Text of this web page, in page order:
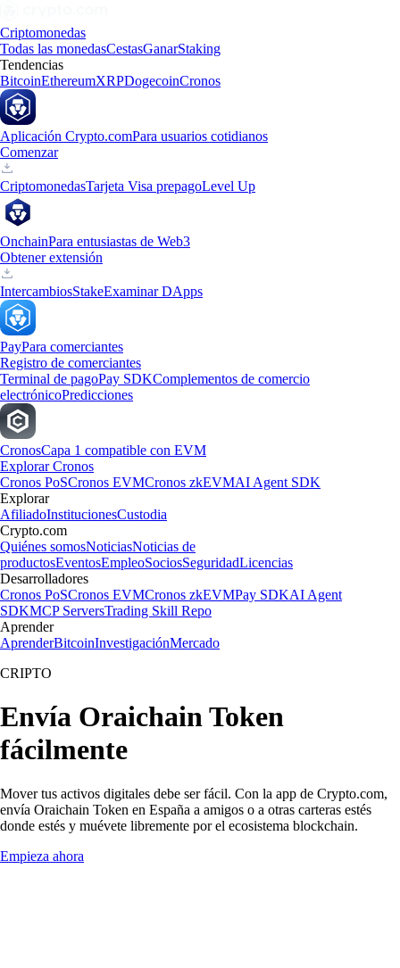
Criptomonedas
Todas las monedasCestasGanarStaking
Tendencias
BitcoinEthereumXRPDogecoinCronos
Aplicación Crypto.comPara usuarios cotidianos
Comenzar
CriptomonedasTarjeta Visa prepagoLevel Up
OnchainPara entusiastas de Web3
Obtener extensión
IntercambiosStakeExaminar DApps
PayPara comerciantes
Registro de comerciantes
Terminal de pagoPay SDKComplementos de comercio
electrónicoPredicciones
CronosCapa 1 compatible con EVM
Explorar Cronos
Cronos PoSCronos EVMCronos zkEVMAI Agent SDK
Explorar
AfiliadoInstitucionesCustodia
Crypto.com
Quiénes somosNoticiasNoticias de
productosEventosEmpleoSociosSeguridadLicencias
Desarrolladores
Cronos PoSCronos EVMCronos zkEVMPay SDKAI Agent
SDKMCP ServersTrading Skill Repo
Aprender
AprenderBitcoinInvestigaciónMercado
CRIPTO
Envía Oraichain Token
fácilmente
Mover tus activos digitales debe ser fácil. Con la app de Crypto.com,
envía Oraichain Token en España a amigos o a otras carteras estés
donde estés y muévete libremente por el ecosistema blockchain.
Empieza ahora